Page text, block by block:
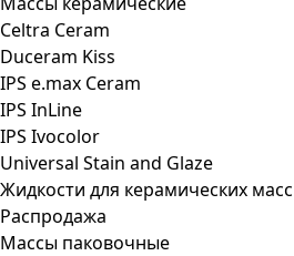
Celtra Ceram
Duceram Kiss
IPS e.max Ceram
IPS InLine
IPS Ivocolor
Universal Stain and Glaze
Жидкости для керамических масс
Распродажа
Массы паковочные